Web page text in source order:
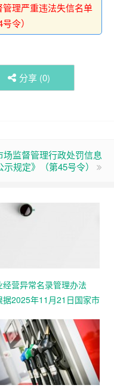
管理严重违法失信名单
令）
分享 (0)
场监督管理行政处罚信息
示规定》（第45号令）
经营异常名录管理办法
据2025年11月21日国家市
正）